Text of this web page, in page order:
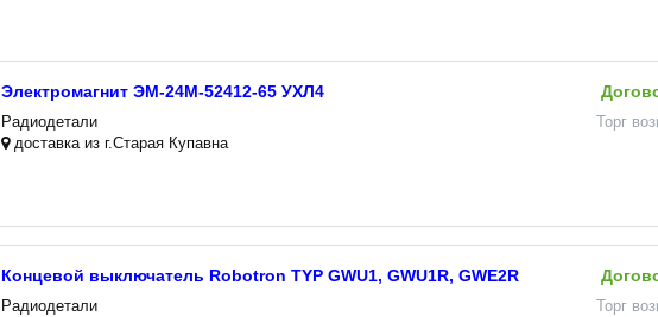
Электромагнит ЭМ-24М-52412-65 УХЛ4
Радиодетали
доставка из г.Старая Купавна
Торг
Концевой выключатель Robotron TYP GWU1, GWU1R, GWE2R
Радиодетали
Торг